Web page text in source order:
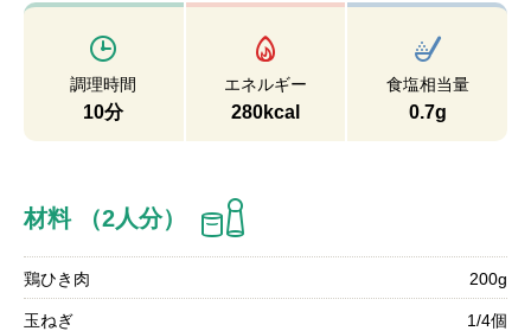
調理時間
10分
エネルギー
280kcal
食塩相当量
0.7g
材料 （2人分）
鶏ひき肉 200g
玉ねぎ 1/4個